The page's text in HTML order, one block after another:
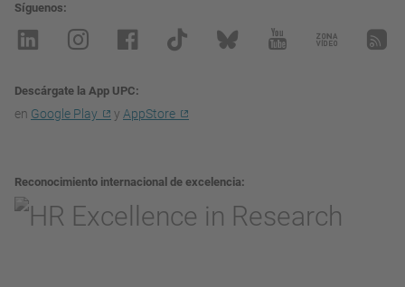
Síguenos
Descárgate la App UPC
en Google Play y AppStore
Reconocimiento internacional de excelencia